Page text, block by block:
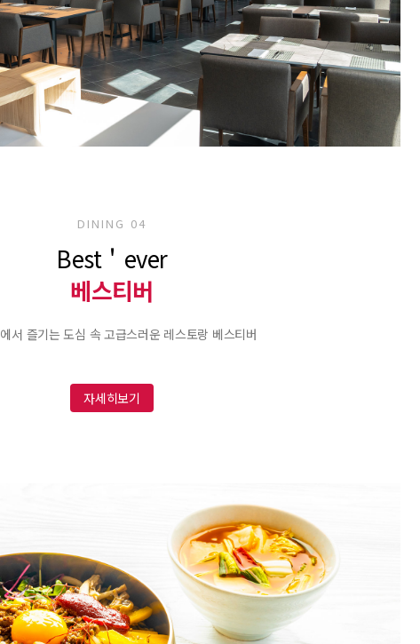
DINING 04
Best＇ever
베스티버
서 즐기는 도심 속 고급스러운 레스토랑 베스티버
자세히보기